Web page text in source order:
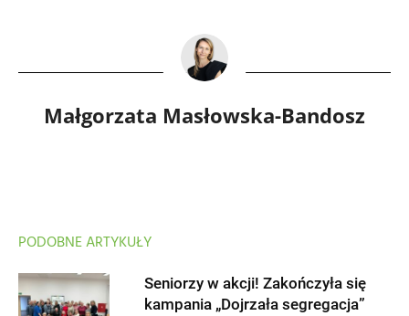
Małgorzata Masłowska-Bandosz
PODOBNE ARTYKUŁY
Seniorzy w akcji! Zakończyła się
kampania „Dojrzała segregacja”